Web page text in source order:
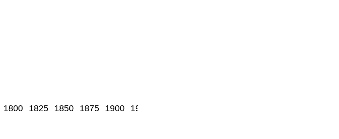
1800 1825 1850 1875 1900 1925